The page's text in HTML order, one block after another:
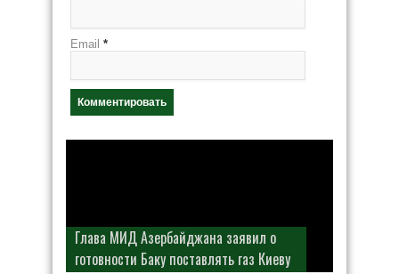
Email *
Глава МИД Азербайджана заявил о
готовности Баку поставлять газ Киеву